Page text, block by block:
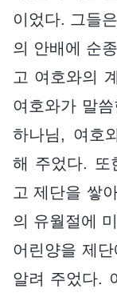
이었다. 그들
의 안배에 순
고 여호와의
여호와가 말
하나님, 여호
해 주었다. 또
고 제단을 쌓
의 유월절에
어린양을 제
알려 주었다.